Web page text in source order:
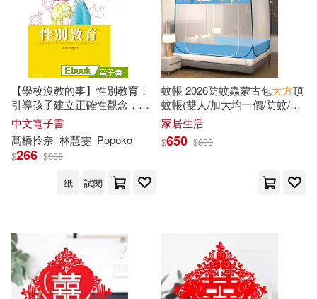
ホットエンターテイメント(3)
丁甘仁(3)
上海市美國問題研究所（主編）(3)
上海淘米網絡科技有限公司(3)
中國法制出版社(3)
任穎(3)
湖南科學技術出版社(12)
金盾出版社(12)
Universal(11)
中國紡織出版社(11)
人民交通出版社(11) 原點(11)
四川美術出版社(11)
【學校沒教的事】性別教育：
引導孩子建立正確性觀念，談
性也能大方
中文電子書
髙橋怜奈 林慧雯 Popoko
$266 $380
紙
試閱
蚊帳 2026防蚊蟲蒙古包大方頂
蚊帳(雙人/加大均一價/防蚊/防
蟲/蒙古包/好睡覺/蚊帳) 藍鯨-
雙人
家居生活
$650 $899